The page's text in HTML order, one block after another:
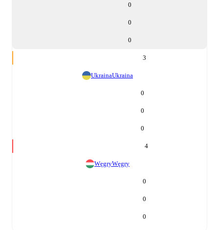
0
0
0
3
UkrainaUkraina
0
0
0
4
WęgryWęgry
0
0
0